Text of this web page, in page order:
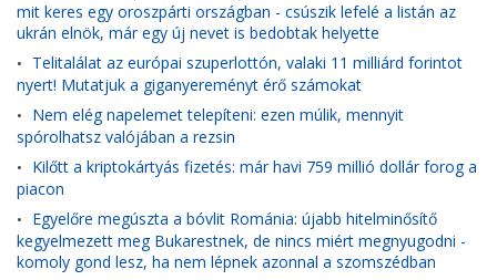
mit keres egy oroszpárti országban - csúszik lefelé a listán az
ukrán elnök, már egy új nevet is bedobtak helyette
• Telitalálat az európai szuperlottón, valaki 11 milliárd forintot
nyert! Mutatjuk a giganyereményt érő számokat
• Nem elég napelemet telepíteni: ezen múlik, mennyit
spórolhatsz valójában a rezsin
• Kilőtt a kriptokártyás fizetés: már havi 759 millió dollár forog a
piacon
• Egyelőre megúszta a bóvlit Románia: újabb hitelminősítő
kegyelmezett meg Bukarestnek, de nincs miért megnyugodni -
komoly gond lesz, ha nem lépnek azonnal a szomszédban